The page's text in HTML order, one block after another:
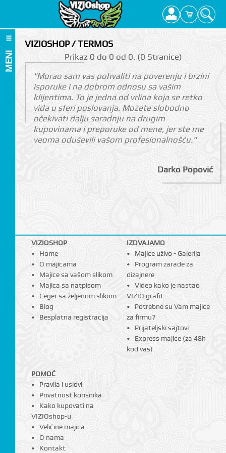
MENI
VIZIOSHOP / TERMOS
Prikаz 0 do 0 оd 0. (0 Strаnicе)
"Morao sam vas pohvaliti na poverenju i brzini
isporuke i na dobrom odnosu sa vašim
klijentima. To je jedna od vrlina koja se retko
viđa u sferi poslovanja. Možete slobodno
očekivati dalju saradnju na drugim
kupovinama i preporuke od mene, jer ste me
veoma oduševili vašom profesionalnošću."
Darko Popović
VIZIOSHOP
Home
O majicama
Majice sa vašom slikom
Majica sa natpisom
Ceger sa željenom slikom
Blog
Besplatna registracija
IZDVAJAMO
Majice uživo - Galerija
Program zarade za
dizajnere
Video kako je nastao
VIZIO grafit
Potrebne su Vam majice
za firmu?
Prijateljski sajtovi
Express majice (za 48h
kod vas)
POMOĆ
Pravila i uslovi
Privatnost korisnika
Kako kupovati na
VIZIOshop-u
Veličine majica
O nama
Kontakt